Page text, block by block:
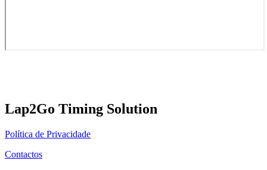
Lap2Go Timing Solution
Política de Privacidade
Contactos